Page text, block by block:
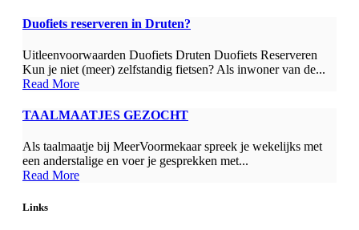
Duofiets reserveren in Druten?
Uitleenvoorwaarden Duofiets Druten Duofiets Reserveren
Kun je niet (meer) zelfstandig fietsen? Als inwoner van de...
Read More
TAALMAATJES GEZOCHT
Als taalmaatje bij MeerVoormekaar spreek je wekelijks met
een anderstalige en voer je gesprekken met...
Read More
Links